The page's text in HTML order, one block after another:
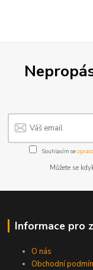
Souhlasím se
Můžete se
Informace pro
O nás
Obchodní